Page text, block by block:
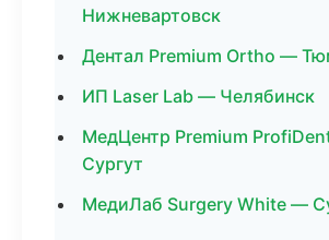
Нижневартовск
Дентал Premium Ortho —
ИП Laser Lab — Челябинск
МедЦентр Premium
Сургут
МедиЛаб Surgery White —